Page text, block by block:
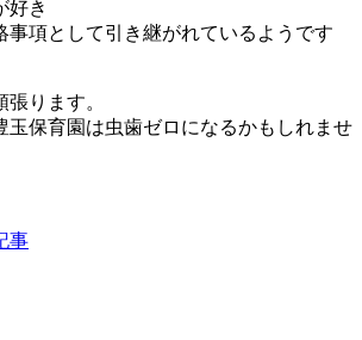
好き
事項として引き継がれているようです
ります。
玉保育園は虫歯ゼロになるかもしれませ
事